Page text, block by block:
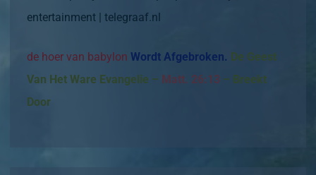
entertainment | telegraaf.nl
de hoer van babylon Wordt Afgebroken. De Geest
Van Het Ware Evangelie – Matt. 26:13 – Breekt
Door